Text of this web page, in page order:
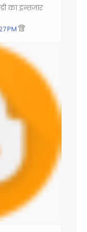
का इन्‍तजार
PM